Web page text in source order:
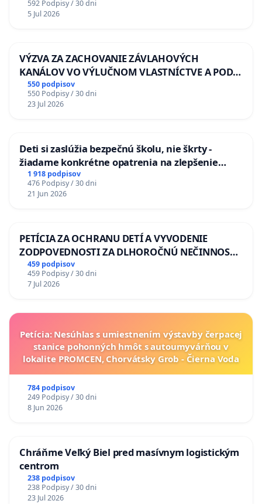
592 Podpisy / 30 dni
5 Jul 2026
VÝZVA ZA ZACHOVANIE ZÁVLAHOVÝCH
KANÁLOV VO VÝLUČNOM VLASTNÍCTVE A POD
KONTROLOU SLOVENSKEJ REPUBLIKY & žiadosť
na riešenie zanedbaného stavu závlahových a
odvodňovacích kanálov na Slovensku
550 podpisov
550 Podpisy / 30 dni
23 Jul 2026
Deti si zaslúžia bezpečnú školu, nie škrty -
žiadame konkrétne opatrenia na zlepšenie
situácie v školstve
1 918 podpisov
476 Podpisy / 30 dni
21 Jun 2026
PETÍCIA ZA OCHRANU DETÍ A VYVODENIE
ZODPOVEDNOSTI ZA DLHOROČNÚ NEČINNOSŤ
A ZLYHANIE ŠTÁTU
459 podpisov
459 Podpisy / 30 dni
7 Jul 2026
Petícia: Nesúhlas s umiestnením výstavby čerpacej
stanice pohonných hmôt s autoumyvárňou v
lokalite PROMCEN, Chorvátsky Grob - Čierna Voda
784 podpisov
249 Podpisy / 30 dni
8 Jun 2026
Chráňme Veľký Biel pred masívnym logistickým
centrom
238 podpisov
238 Podpisy / 30 dni
23 Jul 2026